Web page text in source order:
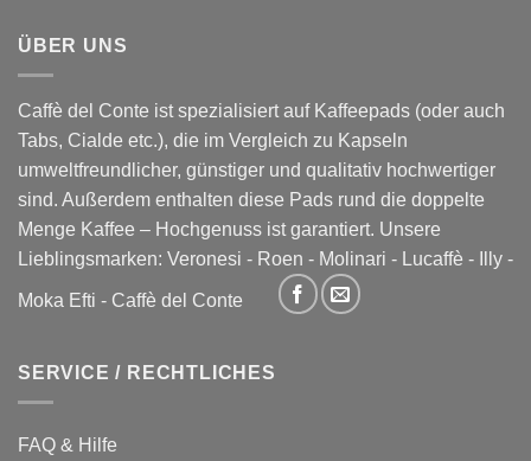
ÜBER UNS
Caffè del Conte ist spezialisiert auf Kaffeepads (oder auch
Tabs, Cialde etc.), die im Vergleich zu Kapseln
umweltfreundlicher, günstiger und qualitativ hochwertiger
sind. Außerdem enthalten diese Pads rund die doppelte
Menge Kaffee – Hochgenuss ist garantiert. Unsere
Lieblingsmarken: Veronesi - Roen - Molinari - Lucaffè - Illy -
Moka Efti - Caffè del Conte
SERVICE / RECHTLICHES
FAQ & Hilfe